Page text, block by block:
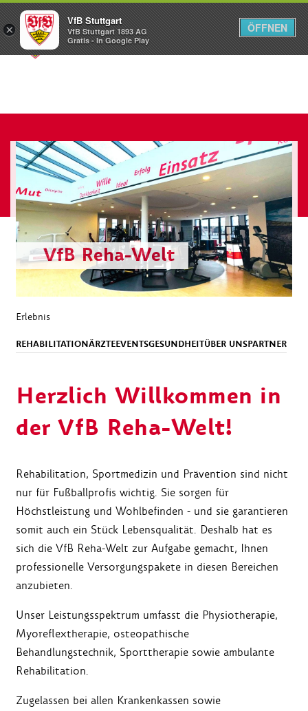
Menü
VfB Reha-Welt
Erlebnis
REHABILITATIONÄRZTEEVENTSGESUNDHEITÜBER UNSPARTNER
Herzlich Willkommen in
der VfB Reha-Welt!
Rehabilitation, Sportmedizin und Prävention sind nicht
nur für Fußballprofis wichtig. Sie sorgen für
Höchstleistung und Wohlbefinden - und sie garantieren
somit auch ein Stück Lebensqualität. Deshalb hat es
sich die VfB Reha-Welt zur Aufgabe gemacht, Ihnen
professionelle Versorgungspakete in diesen Bereichen
anzubieten.
Unser Leistungsspektrum umfasst die Physiotherapie,
Myoreflextherapie, osteopathische
Behandlungstechnik, Sporttherapie sowie ambulante
Rehabilitation.
Zugelassen bei allen Krankenkassen sowie
×
VfB Stuttgart
VfB Stuttgart 1893 AG
Gratis - In Google Play
ÖFFNEN